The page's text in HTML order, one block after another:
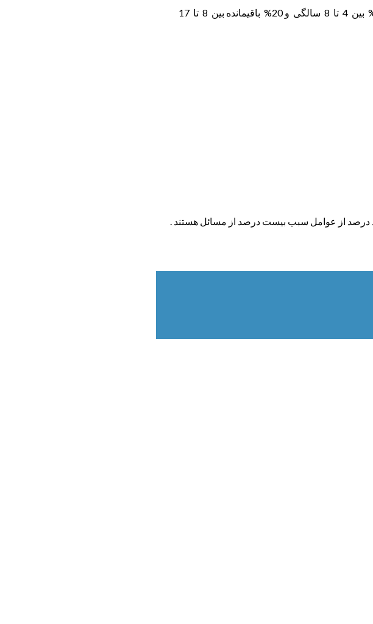
معرفی وب سایت کودک باهوش آیا میدانید حدود 50% از رشد هوشی کودک بین زمان تولد تا 4 سالگی و حدود 30 % بین 4 تا 8 سالگی و 20% باقیمانده بین 8 تا 17